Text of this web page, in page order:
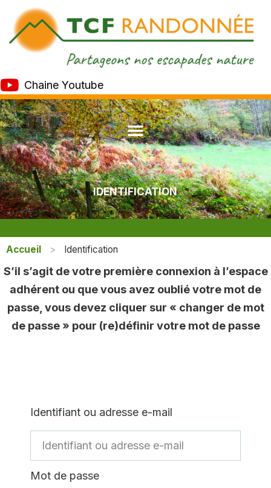
Chaine Youtube
IDENTIFICATION
Accueil > Identification
S’il s’agit de votre première connexion à l’espace
adhérent ou que vous avez oublié votre mot de
passe, vous devez cliquer sur « changer de mot
de passe » pour (re)définir votre mot de passe
Identifiant ou adresse e-mail
Mot de passe